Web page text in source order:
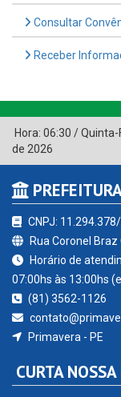
Consultar
Receber
Hora: 06:30 /Quinta-
de 2026
CNPJ:
Rua Coronel
Horário de
07:00hs às 13:00hs
(81) 3562-1126
Primavera - PE
CURTA